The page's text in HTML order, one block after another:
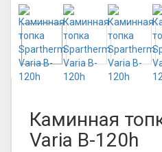
Каминная
Varia B-120h